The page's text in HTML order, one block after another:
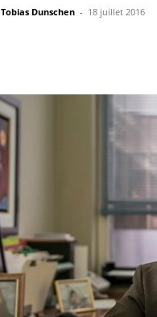
Tobias Dunschen - 18 juillet 2016